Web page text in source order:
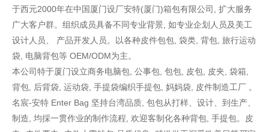
于西元2000年在中国厦门设厂安特(厦门)箱包有限公司, 扩大服务
广大客户群。组织成员具备不同专业背景, 如专业企划人员及美工
设计人员、 产品开发人员。以各种皮件包包, 袋类, 背包, 旅行运动
袋, 电脑背包等 OEM/ODM为主。
本公司特于厦门设立商务电脑包, 公事包, 包包, 皮包, 皮夹, 袋箱,
背包, 后背袋, 运动袋, 手提袋编织手提包, 妈妈袋, 皮件制造工厂 。
名宸-安特 Enter Bag 坚持台湾品质, 包包从打样、设计、到生产、
制造, 均採一贯作业的制作流程, 欢迎客制化各种背包, 手提包。皮